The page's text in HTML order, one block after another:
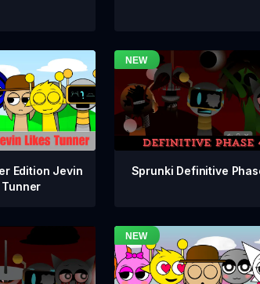
Edition Jevin
Sprunki Definitive